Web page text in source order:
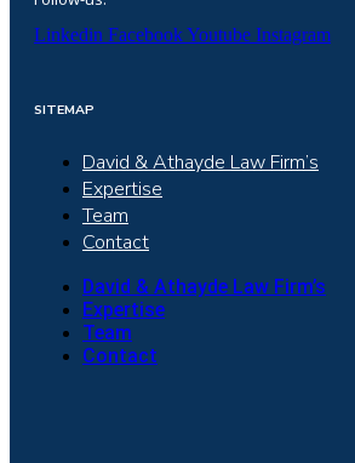
Linkedin FacebookYoutube Instagram
SITEMAP
David & Athayde Law Firm’s
Expertise
Team
Contact
David & Athayde Law Firm’s
Expertise
Team
Contact